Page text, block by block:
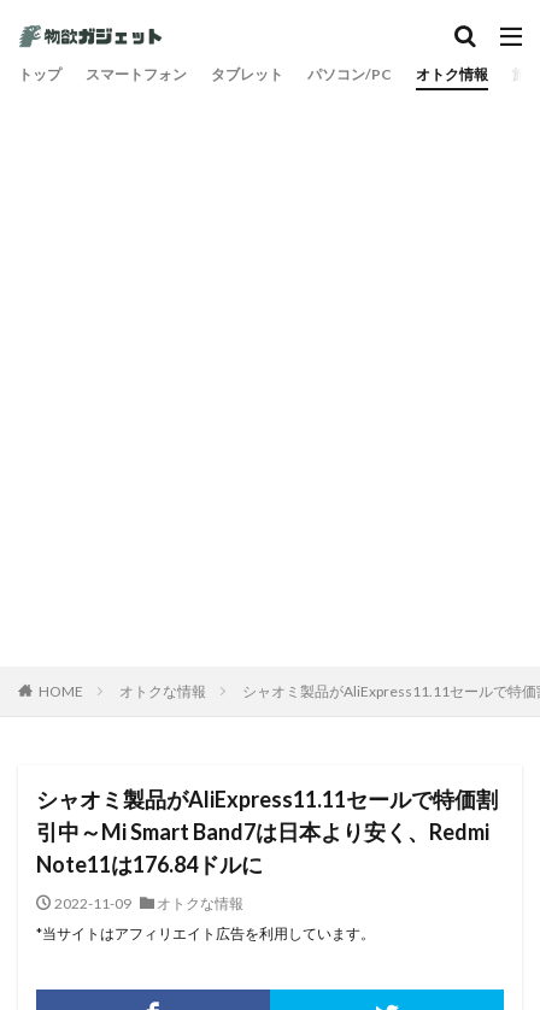
トップ スマートフォン タブレット パソコン/PC オトク情報 旅
HOME オトクな情報 シャオミ製品がAliExpress11.11セールで特
シャオミ製品がAliExpress11.11セールで特価割
引中～Mi Smart Band7は日本より安く、Redmi
Note11は176.84ドルに
2022-11-09
オトクな情報
*当サイトはアフィリエイト広告を利用しています。